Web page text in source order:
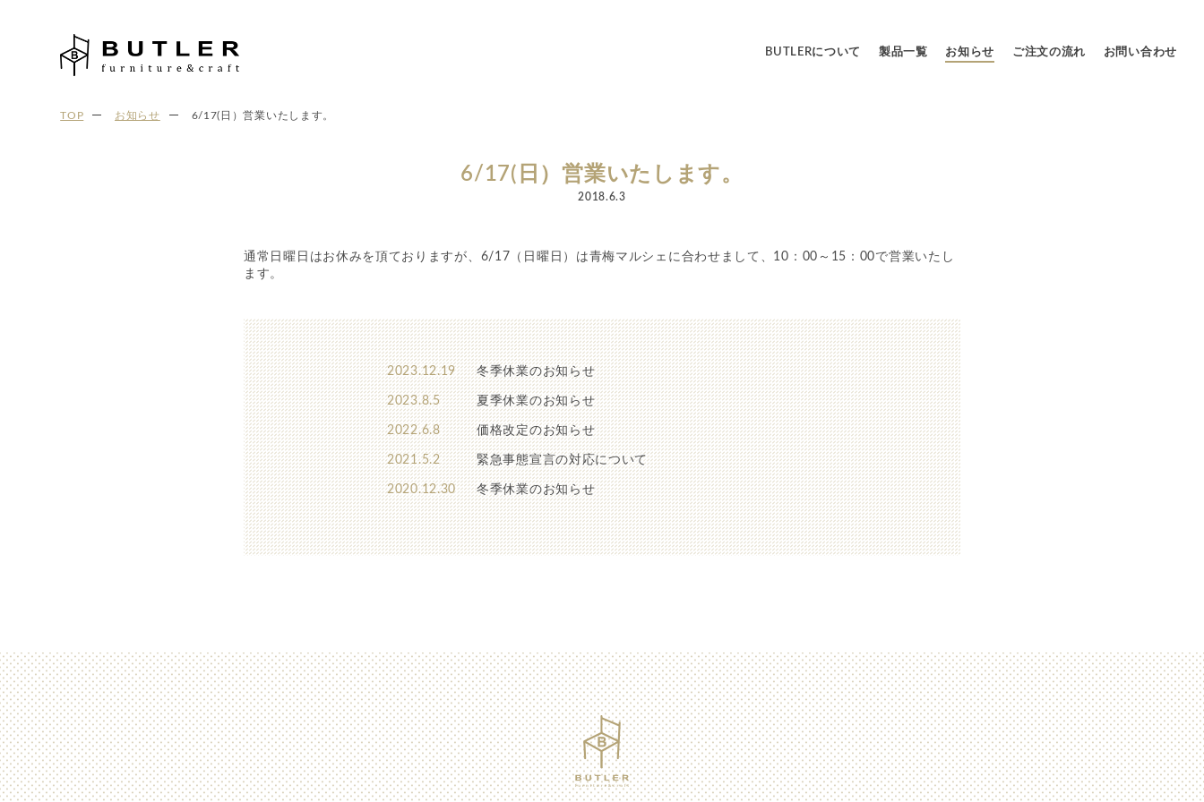
BUTLERについて 製品一覧 お知らせ ご注文の流れ お問い合わせ
TOP お知らせ 6/17(日）営業いたします。
6/17(日）営業いたします。
2018.6.3
通常日曜日はお休みを頂ておりますが、6/17（日曜日）は青梅マルシェに合わせまして、10：00～15：00で営業いたし
ます。
2023.12.19 冬季休業のお知らせ
2023.8.5 夏季休業のお知らせ
2022.6.8 価格改定のお知らせ
2021.5.2 緊急事態宣言の対応について
2020.12.30 冬季休業のお知らせ